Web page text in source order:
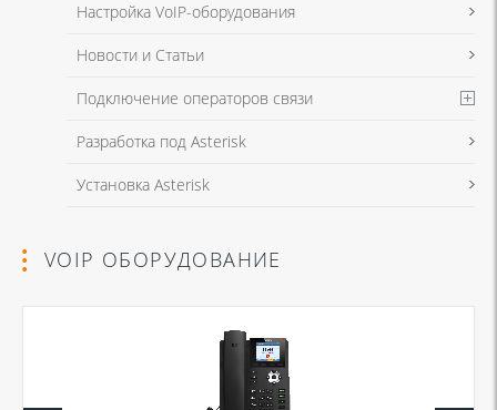
Настройка VoIP-оборудования
Новости и Статьи
Подключение операторов связи
Разработка под Asterisk
Установка Asterisk
VOIP ОБОРУДОВАНИЕ